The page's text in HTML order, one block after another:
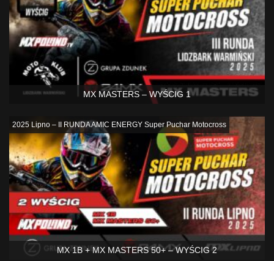
MX MASTERS – WYŚCIG 1
MX 1B + MX MASTERS 50+ – WYŚCIG 2
2025 Lipno – II RUNDA AMIC ENERGY Super Puchar Motocross